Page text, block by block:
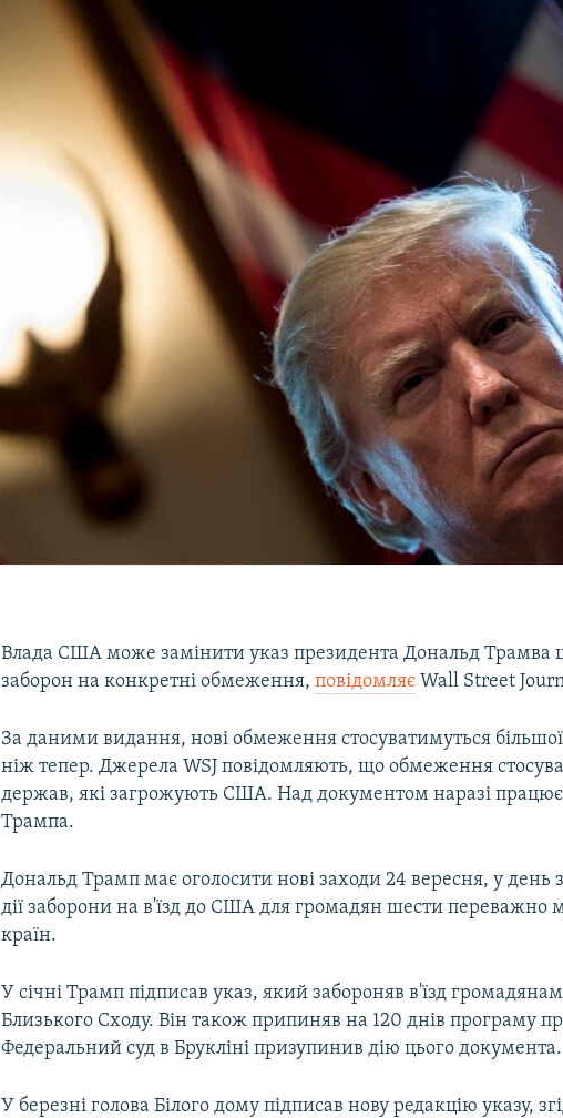
Влада США може замінити указ президента Дональд Трамва
заборон на конкретні обмеження,повідомляє Wall Street
За даними видання, нові обмеження стосуватимуться більшої
ніж тепер. Джерела WSJ повідомляють, що обмеження
держав, які загрожують США. Над документом наразі працює
Трампа.
Дональд Трамп має оголосити нові заходи 24 вересня, у день
дії заборони на в'їзд до США для громадян шести переважно
країн.
У січні Трамп підписав указ, який забороняв в'їзд
Близького Сходу. Він також припиняв на 120 днів програму
Федеральний суд в Брукліні призупинив дію цього документа.
У березні голова Білого дому підписав нову редакцію указу,